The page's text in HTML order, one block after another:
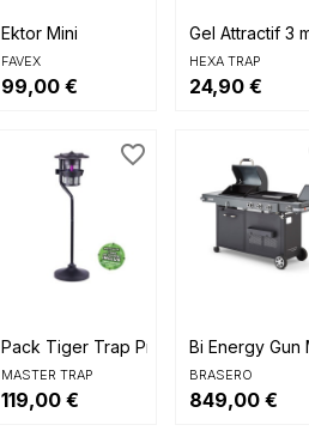
Ektor Mini
FAVEX
99,00 €
Gel Attractif 3
HEXA TRAP
24,90 €
Pack Tiger Trap Pro +...
MASTER TRAP
119,00 €
favorite_border
Bi Energy Gun
BRASERO
849,00 €